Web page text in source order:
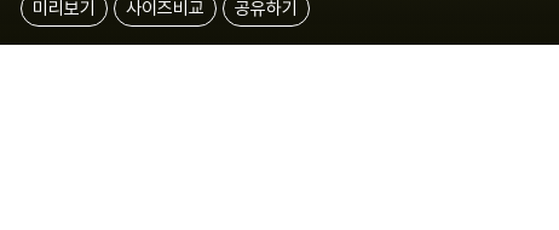
미리보기 사이즈비교 공유하기